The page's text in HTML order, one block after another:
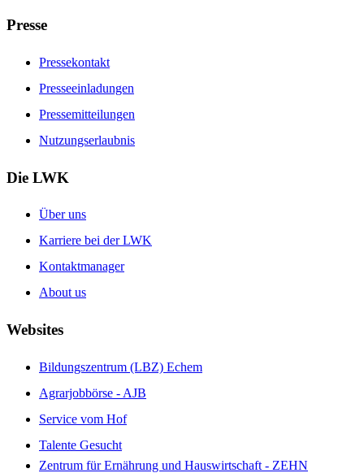
Presse
Pressekontakt
Presseeinladungen
Pressemitteilungen
Nutzungserlaubnis
Die LWK
Über uns
Karriere bei der LWK
Kontaktmanager
About us
Websites
Bildungszentrum (LBZ) Echem
Agrarjobbörse - AJB
Service vom Hof
Talente Gesucht
Zentrum für Ernährung und Hauswirtschaft - ZEHN